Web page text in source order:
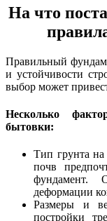
На что
Правильный
и устойчивости
выбор может
Несколько
бытовки:
Тип грунта на
почв
фундамент.
деформации
Размеры и
постройки